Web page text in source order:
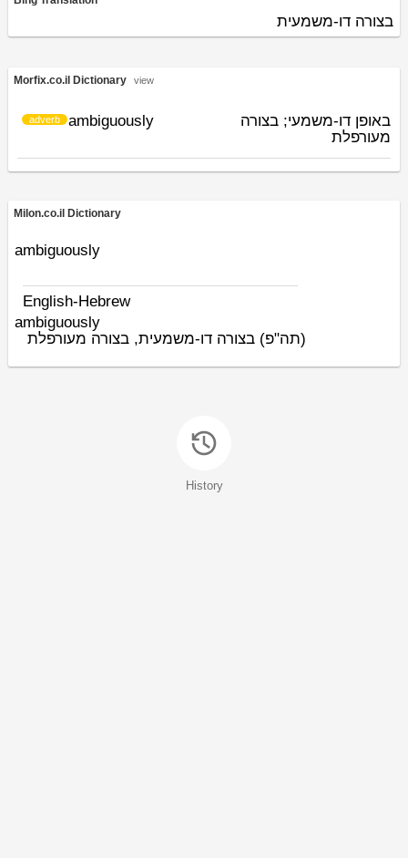
בצורה דו-משמעית
Morfix.co.il Dictionary view
ambiguously
adverb
באופן דו-משמעי; בצורה
מעורפלת
Milon.co.il Dictionary
ambiguously
English-Hebrew
ambiguously
(תה"פ) בצורה דו-משמעית, בצורה מעורפלת
History